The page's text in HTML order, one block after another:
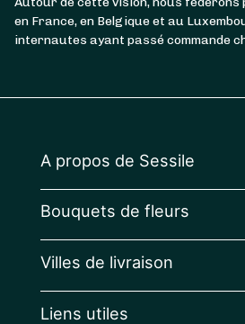
en France, en Belgique et au
internautes ayant passé commande
A propos de Sessile
Bouquets de fleurs
Villes de livraison
Liens utiles